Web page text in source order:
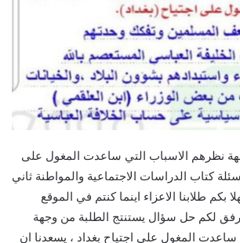
نظرهم الاسباب التي ساعدت المغول على
كتاب الدراسات الاجتماعية والمواطنة ثاني
وسهلا بكم طلابنا الاعزاء اينما كنتم في الموقع
لكم حل سؤال يستنتج الطلبة من وجهة
المغول على اجتياح بغداد ، يسعدنا ان